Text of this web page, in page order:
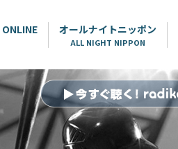
オールナイトニッポン
ALL NIGHT NIPPON